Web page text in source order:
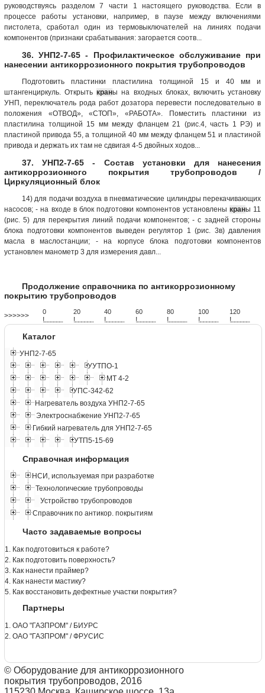
руководствуясь разделом 7 части 1 настоящего руководства. Если в
процессе работы установки, например, в паузе между включениями
пистолета, сработал один из термовыключателей на линиях подачи
компонентов (признаки срабатывания: загорается соотв...
36. УНП2-7-65 - Профилактическое обслуживание при
нанесении антикоррозионного покрытия трубопроводов
Подготовить пластинки пластилина толщиной 15 и 40 мм и
штангенциркуль. Открытькраны на входных блоках, включить установку
УНП, переключатель рода работ дозатора перевести последовательно в
положения «ОТВОД», «СТОП», «РАБОТА». Поместить пластинки из
пластилина толщиной 15 мм между фланцем 21 (рис.4, часть 1 РЭ) и
пластиной привода 55, а толщиной 40 мм между фланцем 51 и пластиной
привода и держать их там не сдвигая 4-5 двойных ходов...
37. УНП2-7-65 - Состав установки для нанесения
антикоррозионного покрытия трубопроводов /
Циркуляционный блок
14) для подачи воздуха в пневматические цилиндры перекачивающих
насосов; - на входе в блок подготовки компонентов установлены краны 11
(рис. 5) для перекрытия линий подачи компонентов; - с задней стороны
блока подготовки компонентов выведен регулятор 1 (рис. 3в) давления
масла в маслостанции; - на корпусе блока подготовки компонентов
установлен манометр 3 для измерения давл...
Продолжение справочника по антикоррозионному
покрытию трубопроводов
>>>>>> 0
!...................
20
!...................
40
!...................
60
!...................
80
!...................
100
!...................
120
!...................
Каталог
УНП2-7-65
УУТПО-1
МТ 4-2
УПС-342-62
Нагреватель воздуха УНП2-7-65
Электроснабжение УНП2-7-65
Гибкий нагреватель для УНП2-7-65
УТП5-15-69
Справочная информация
НСИ, используемая при разработке
Технологические трубопроводы
Устройство трубопроводов
Справочник по антикор. покрытиям
Часто задаваемые вопросы
1. Как подготовиться к работе?
2. Как подготовить поверхность?
3. Как нанести праймер?
4. Как нанести мастику?
5. Как восстановить дефектные участки покрытия?
Партнеры
1. ОАО "ГАЗПРОМ" / БИУРС
2. ОАО "ГАЗПРОМ" / ФРУСИС
© Оборудование для антикоррозионного
покрытия трубопроводов, 2016